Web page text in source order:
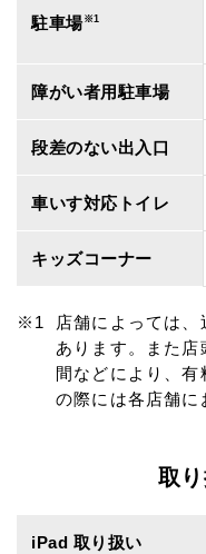
駐車場※1
障がい者用駐車場
段差のない出入口
車いす対応トイレ
キッズコーナー
店舗によっては
あります。また
間などにより、有
の際には各店舗に
取
iPad 取り扱い